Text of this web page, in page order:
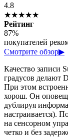
4.8
★★★★★
Рейтинг
87%
покупателей
Смотрите обзор▶
Качество записи
градусов делают
При этом
хорош. Он
дублируя
настраивается).
на сенсорном
четко и без